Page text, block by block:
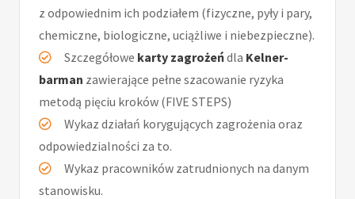
z odpowiednim ich podziałem (fizyczne, pyły i pary,
chemiczne, biologiczne, uciążliwe i niebezpieczne).
Szczegółowe karty zagrożeńdla Kelner-
barman zawierające pełne szacowanie ryzyka
metodą pięciu kroków (FIVE STEPS)
Wykaz działań korygujących zagrożenia oraz
odpowiedzialności za to.
Wykaz pracowników zatrudnionych na danym
stanowisku.